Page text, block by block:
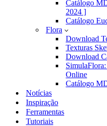
Catálogo
2024 ]
Catálogo
Flora
Download
Texturas
Download
Online
Catálogo
Notícias
Inspiração
Ferramentas
Tutoriais